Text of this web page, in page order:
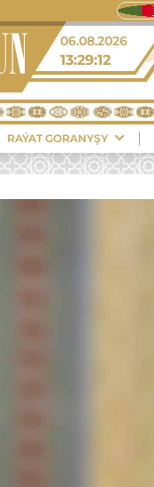
06.08.2026
13:29:13
RAÝAT GORANYŞY